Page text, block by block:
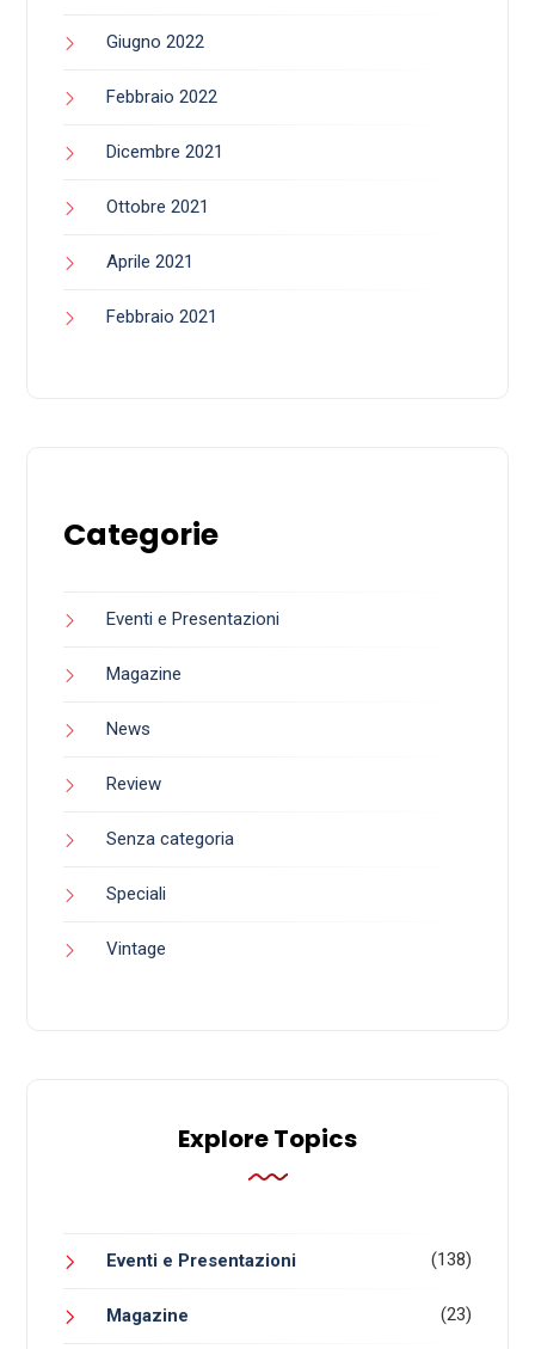
Giugno 2022
Febbraio 2022
Dicembre 2021
Ottobre 2021
Aprile 2021
Febbraio 2021
Categorie
Eventi e Presentazioni
Magazine
News
Review
Senza categoria
Speciali
Vintage
Explore Topics
Eventi e Presentazioni (138)
Magazine (23)